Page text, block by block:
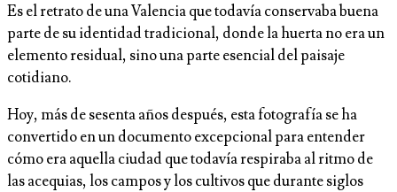
Es el retrato de una Valencia que todavía conservaba buena
parte de su identidad tradicional, donde la huerta no era un
elemento residual, sino una parte esencial del paisaje
cotidiano.
Hoy, más de sesenta años después, esta fotografía se ha
convertido en un documento excepcional para entender
cómo era aquella ciudad que todavía respiraba al ritmo de
las acequias, los campos y los cultivos que durante siglos